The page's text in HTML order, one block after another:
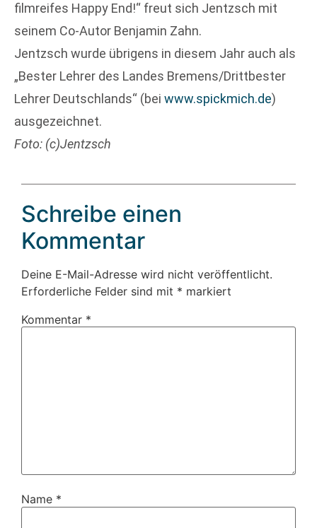
filmreifes Happy End!“ freut sich Jentzsch mit
seinem Co-Autor Benjamin Zahn.
Jentzsch wurde übrigens in diesem Jahr auch als
„Bester Lehrer des Landes Bremens/Drittbester
Lehrer Deutschlands“ (bei www.spickmich.de)
ausgezeichnet.
Foto: (c)Jentzsch
Schreibe einen
Kommentar
Deine E-Mail-Adresse wird nicht veröffentlicht.
Erforderliche Felder sind mit * markiert
Kommentar *
Name *